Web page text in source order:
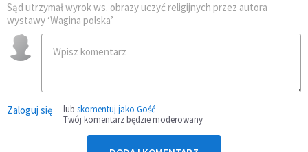
Sąd utrzymał wyrok ws. obrazy uczyć religijnych przez autora
wystawy ‘Wagina polska’
Zaloguj się lub skomentuj jako Gość
Twój komentarz będzie moderowany